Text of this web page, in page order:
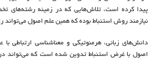
پیدا کرده است، تلاش‌هایی که در زمینه رشته‌های
نیازمند روش استنباط بوده که همین علم اصول می‌‌تواند
دانش‌های زبانی، هرمنوتیکی و معناشناسی ارتباطی
اصول با غرض استنباط تدوین شده است که می‌‌تواند